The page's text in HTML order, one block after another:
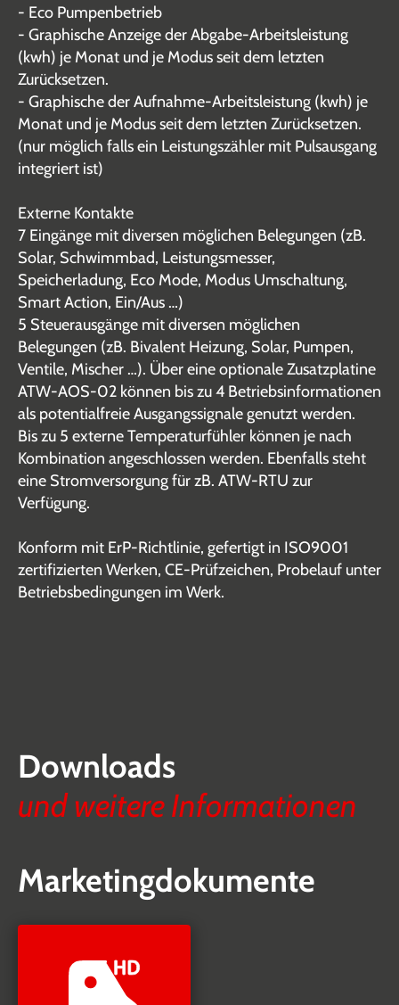
- Eco Pumpenbetrieb
- Graphische Anzeige der Abgabe-Arbeitsleistung
(kwh) je Monat und je Modus seit dem letzten
Zurücksetzen.
- Graphische der Aufnahme-Arbeitsleistung (kwh) je
Monat und je Modus seit dem letzten Zurücksetzen.
(nur möglich falls ein Leistungszähler mit Pulsausgang
integriert ist)
Externe Kontakte
7 Eingänge mit diversen möglichen Belegungen (zB.
Solar, Schwimmbad, Leistungsmesser,
Speicherladung, Eco Mode, Modus Umschaltung,
Smart Action, Ein/Aus …)
5 Steuerausgänge mit diversen möglichen
Belegungen (zB. Bivalent Heizung, Solar, Pumpen,
Ventile, Mischer …). Über eine optionale Zusatzplatine
ATW-AOS-02 können bis zu 4 Betriebsinformationen
als potentialfreie Ausgangssignale genutzt werden.
Bis zu 5 externe Temperaturfühler können je nach
Kombination angeschlossen werden. Ebenfalls steht
eine Stromversorgung für zB. ATW-RTU zur
Verfügung.
Konform mit ErP-Richtlinie, gefertigt in ISO9001
zertifizierten Werken, CE-Prüfzeichen, Probelauf unter
Betriebsbedingungen im Werk.
Downloads
und weitere Informationen
Marketingdokumente